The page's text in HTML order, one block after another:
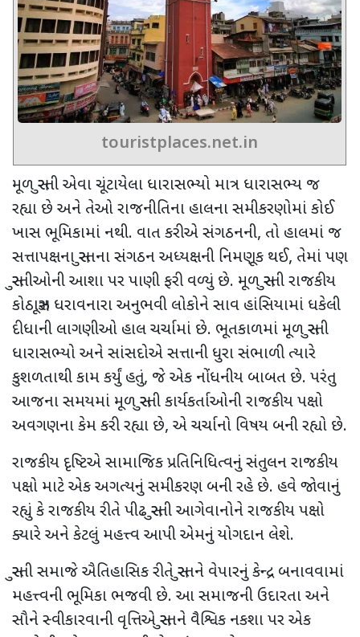
touristplaces.net.in
મૂળ સુરતી એવા ચૂંટાયેલા ધારાસભ્યો માત્ર ધારાસભ્ય જ
રહ્યા છે અને તેઓ રાજનીતિના હાલના સમીકરણોમાં કોઈ
ખાસ ભૂમિકામાં નથી. વાત કરીએ સંગઠનની, તો હાલમાં જ
સત્તાપક્ષના સુરતના સંગઠન અધ્યક્ષની નિમણૂક થઈ, તેમાં પણ
સુરતીઓની આશા પર પાણી ફરી વળ્યું છે. મૂળ સુરતી રાજકીય
કોઠાસૂઝ ધરાવનારા અનુભવી લોકોને સાવ હાંસિયામાં ધકેલી
દીધાની લાગણીઓ હાલ ચર્ચામાં છે. ભૂતકાળમાં મૂળ સુરતી
ધારાસભ્યો અને સાંસદોએ સત્તાની ધુરા સંભાળી ત્યારે
કુશળતાથી કામ કર્યું હતું, જે એક નોંધનીય બાબત છે. પરંતુ
આજના સમયમાં મૂળ સુરતી કાર્યકર્તાઓની રાજકીય પક્ષો
અવગણના કેમ કરી રહ્યા છે, એ ચર્ચાનો વિષય બની રહ્યો છે.
રાજકીય દૃષ્ટિએ સામાજિક પ્રતિનિધિત્વનું સંતુલન રાજકીય
પક્ષો માટે એક અગત્યનું સમીકરણ બની રહે છે. હવે જોવાનું
રહ્યું કે રાજકીય રીતે પીઢ સુરતી આગેવાનોને રાજકીય પક્ષો
ક્યારે અને કેટલું મહત્ત્વ આપી એમનું યોગદાન લેશે.
સુરતી સમાજે ઐતિહાસિક રીતે સુરતને વેપારનું કેન્દ્ર બનાવવામાં
મહત્ત્વની ભૂમિકા ભજવી છે. આ સમાજની ઉદારતા અને
સૌને સ્વીકારવાની વૃત્તિએ સુરતને વૈશ્વિક નકશા પર એક